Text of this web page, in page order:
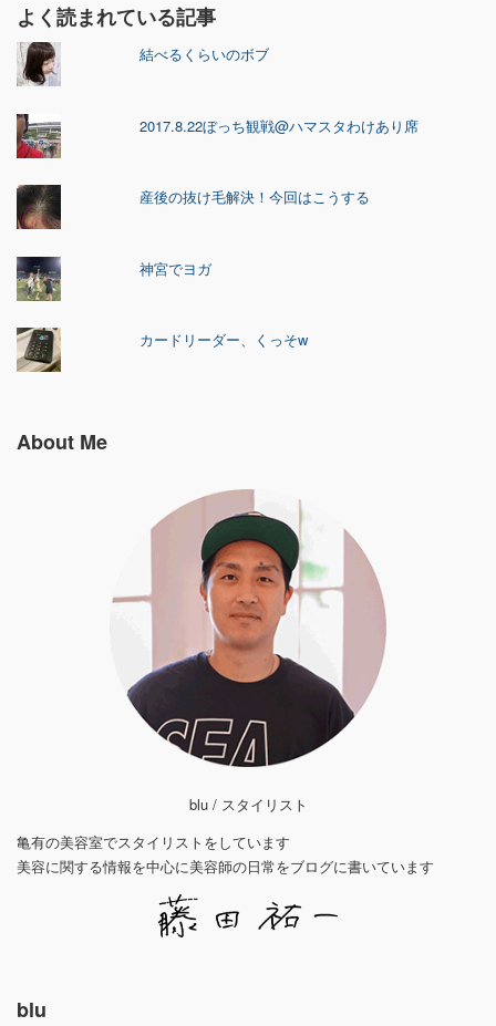
よく読まれている記事
結べるくらいのボブ
2017.8.22ぼっち観戦@ハマスタわけあり席
産後の抜け毛解決！今回はこうする
神宮でヨガ
カードリーダー、くっそw
About Me
blu / スタイリスト
亀有の美容室でスタイリストをしています
美容に関する情報を中心に美容師の日常をブログに書いています
blu